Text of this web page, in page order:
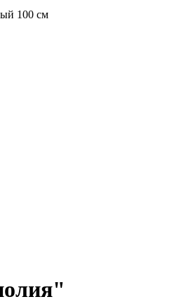
100 см